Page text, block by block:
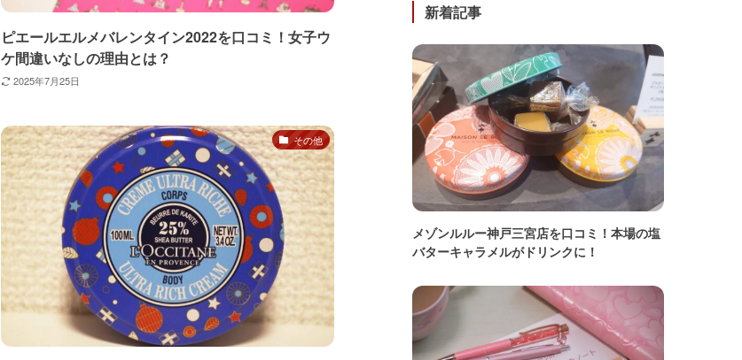
ピエールエルメバレンタイン2022を口コミ！女子ウ
ケ間違いなしの理由とは？
2025年7月25日
その他
新着記事
メゾンルルー神戸三宮店を口コミ！本場の塩
バターキャラメルがドリンクに！